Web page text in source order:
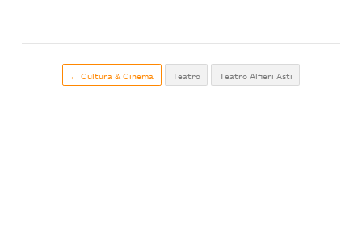
← Cultura & Cinema Teatro Teatro Alfieri Asti